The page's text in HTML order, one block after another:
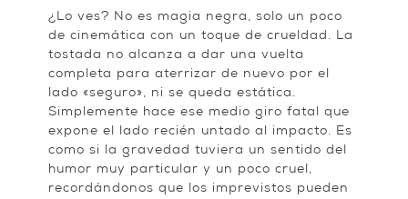
¿Lo ves? No es magia negra, solo un poco
de cinemática con un toque de crueldad. La
tostada no alcanza a dar una vuelta
completa para aterrizar de nuevo por el
lado «seguro», ni se queda estática.
Simplemente hace ese medio giro fatal que
expone el lado recién untado al impacto. Es
como si la gravedad tuviera un sentido del
humor muy particular y un poco cruel,
recordándonos que los imprevistos pueden